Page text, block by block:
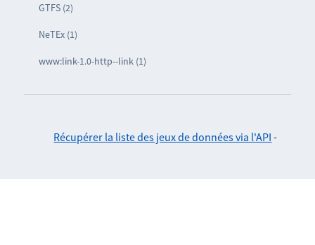
GTFS (2)
NeTEx (1)
www:link-1.0-http--link (1)
Récupérer la liste des jeux de données via l'API -